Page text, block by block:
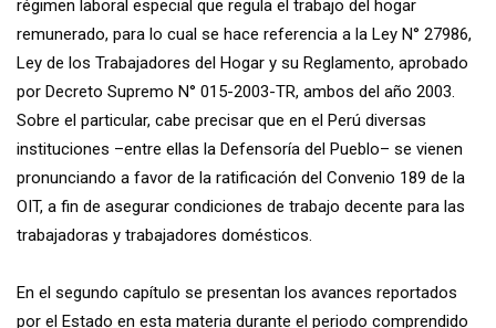
régimen laboral especial que regula el trabajo del hogar
remunerado, para lo cual se hace referencia a la Ley N° 27986,
Ley de los Trabajadores del Hogar y su Reglamento, aprobado
por Decreto Supremo N° 015-2003-TR, ambos del año 2003.
Sobre el particular, cabe precisar que en el Perú diversas
instituciones –entre ellas la Defensoría del Pueblo– se vienen
pronunciando a favor de la ratificación del Convenio 189 de la
OIT, a fin de asegurar condiciones de trabajo decente para las
trabajadoras y trabajadores domésticos.
En el segundo capítulo se presentan los avances reportados
por el Estado en esta materia durante el periodo comprendido